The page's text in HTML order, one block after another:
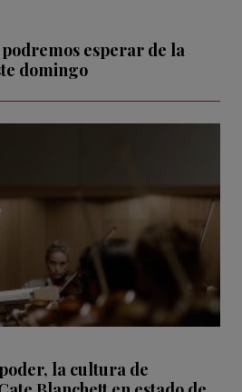
esperar de la
domingo
la cultura de